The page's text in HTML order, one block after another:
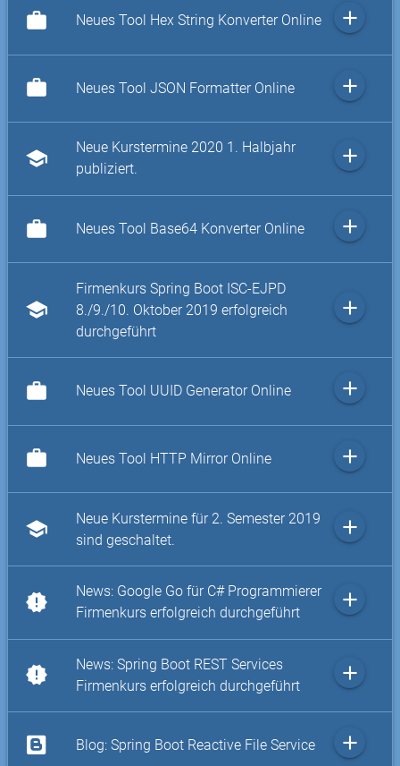
work Neues Tool Hex String Konverter Online add
work Neues Tool JSON Formatter Online add
school
Neue Kurstermine 2020 1. Halbjahr
publiziert.
add
work Neues Tool Base64 Konverter Online add
school
Firmenkurs Spring Boot ISC-EJPD
8./9./10. Oktober 2019 erfolgreich
durchgeführt
add
work Neues Tool UUID Generator Online add
work Neues Tool HTTP Mirror Online add
school
Neue Kurstermine für 2. Semester 2019
sind geschaltet.
add
new_releases
News: Google Go für C# Programmierer
Firmenkurs erfolgreich durchgeführt
add
new_releases
News: Spring Boot REST Services
Firmenkurs erfolgreich durchgeführt
add
Blog: Spring Boot Reactive File Service add